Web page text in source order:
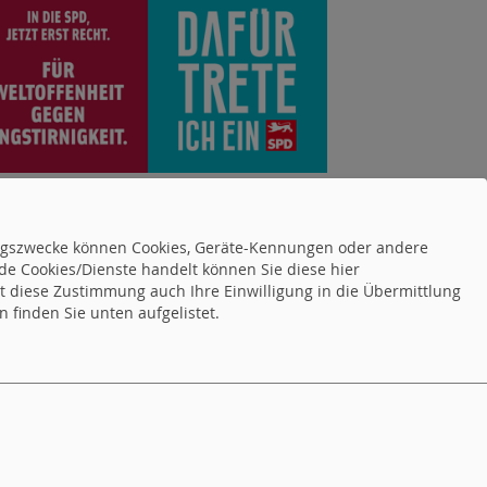
können Cookies, Geräte-Kennungen oder andere
Cookies/Dienste handelt können Sie diese hier
diese Zustimmung auch Ihre Einwilligung in die Übermittlung
finden Sie unten aufgelistet.